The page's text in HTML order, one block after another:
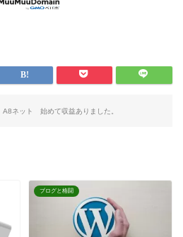
A8ネット 始めて収益ありました。
ブログと格闘